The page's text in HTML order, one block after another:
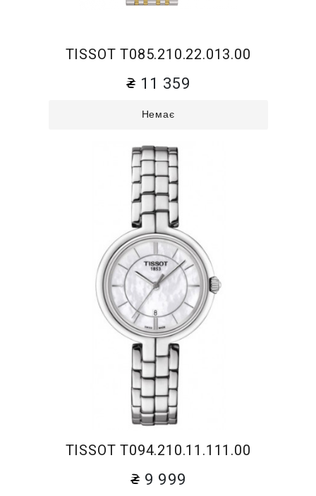
TISSOT T085.210.22.013.00
11 359
Немає
TISSOT T094.210.11.111.00
9 999